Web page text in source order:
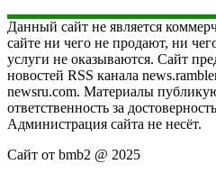
Данный сайт не является
сайте ни чего не продают, ни
услуги не оказываются. Сайт
новостей RSS канала
newsru.com. Материалы
ответственность за
Администрация сайта не несёт.
Сайт от bmb2 @ 2025